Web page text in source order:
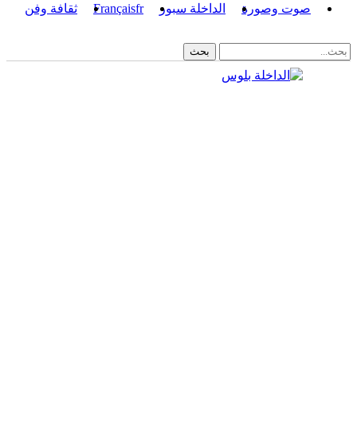
صوت وصورة الداخلة سبور Françaisfr ثقافة وفن